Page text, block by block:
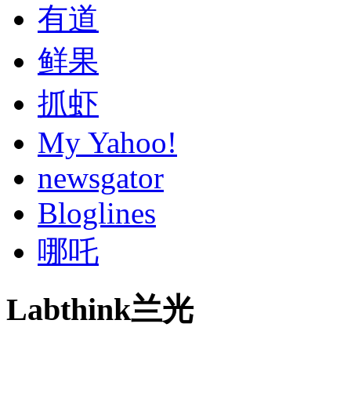
有道
鲜果
抓虾
My Yahoo!
newsgator
Bloglines
哪吒
Labthink兰光